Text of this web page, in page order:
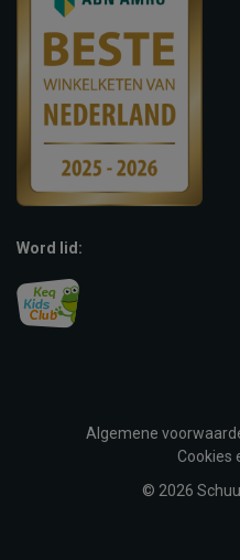
Word lid:
Algemene
Cookies
© 2026